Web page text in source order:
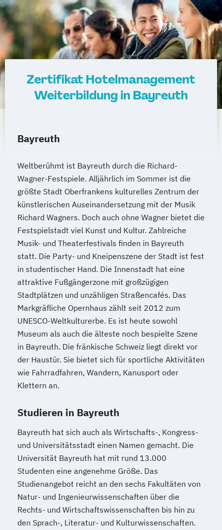
Zertifikat Hotelmanagement
Weiterbildung in Bayreuth
Bayreuth
Weltberühmt ist Bayreuth durch die Richard-
Wagner-Festspiele. Alljährlich im Sommer ist die
größte Stadt Oberfrankens kulturelles Zentrum der
künstlerischen Auseinandersetzung mit der Musik
Richard Wagners. Doch auch ohne Wagner bietet die
Festspielstadt viel Kunst und Kultur. Zahlreiche
Musik- und Theaterfestivals finden in Bayreuth
statt. Die Party- und Kneipenszene der Stadt ist fest
in studentischer Hand. Die Innenstadt hat eine
attraktive Fußgängerzone mit großzügigen
Stadtplätzen und unzähligen Straßencafés. Das
Markgräfliche Opernhaus zählt seit 2012 zum
UNESCO-Weltkulturerbe. Es ist heute sowohl
Museum als auch die älteste noch bespielte Szene
in Bayreuth. Die fränkische Schweiz liegt direkt vor
der Haustür. Sie bietet sich für sportliche Aktivitäten
wie Fahrradfahren, Wandern, Kanusport oder
Klettern an.
Studieren in Bayreuth
Bayreuth hat sich auch als Wirtschafts-, Kongress-
und Universitätsstadt einen Namen gemacht. Die
Universität Bayreuth hat mit rund 13.000
Studenten eine angenehme Größe. Das
Studienangebot reicht an den sechs Fakultäten von
Natur- und Ingenieurwissenschaften über die
Rechts- und Wirtschaftswissenschaften bis hin zu
den Sprach-, Literatur- und Kulturwissenschaften.